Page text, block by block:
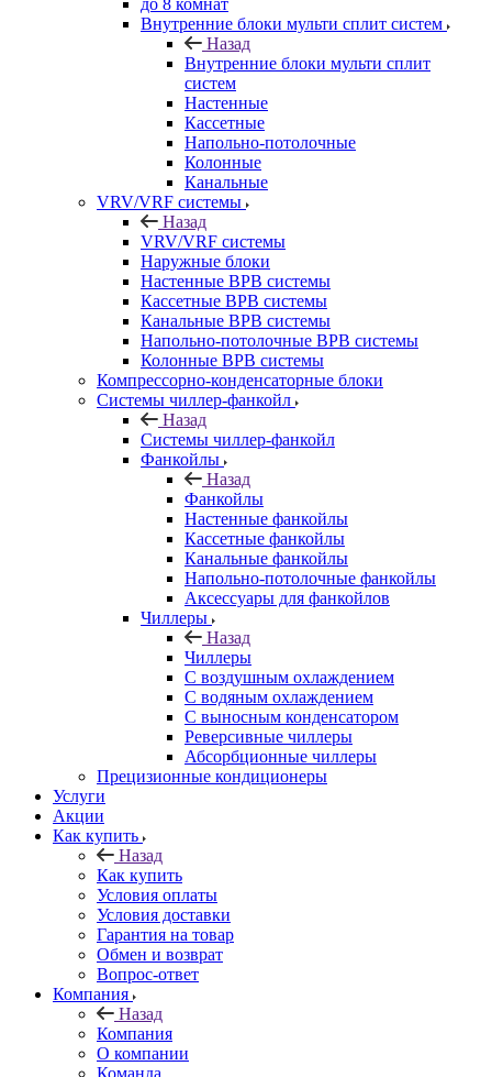
до 8 комнат
Внутренние блоки мульти сплит систем
Назад
Внутренние блоки мульти сплит
систем
Настенные
Кассетные
Напольно-потолочные
Колонные
Канальные
VRV/VRF системы
Назад
VRV/VRF системы
Наружные блоки
Настенные ВРВ системы
Кассетные ВРВ системы
Канальные ВРВ системы
Напольно-потолочные ВРВ системы
Колонные ВРВ системы
Компрессорно-конденсаторные блоки
Системы чиллер-фанкойл
Назад
Системы чиллер-фанкойл
Фанкойлы
Назад
Фанкойлы
Настенные фанкойлы
Кассетные фанкойлы
Канальные фанкойлы
Напольно-потолочные фанкойлы
Аксессуары для фанкойлов
Чиллеры
Назад
Чиллеры
С воздушным охлаждением
С водяным охлаждением
С выносным конденсатором
Реверсивные чиллеры
Абсорбционные чиллеры
Прецизионные кондиционеры
Услуги
Акции
Как купить
Назад
Как купить
Условия оплаты
Условия доставки
Гарантия на товар
Обмен и возврат
Вопрос-ответ
Компания
Назад
Компания
О компании
Команда